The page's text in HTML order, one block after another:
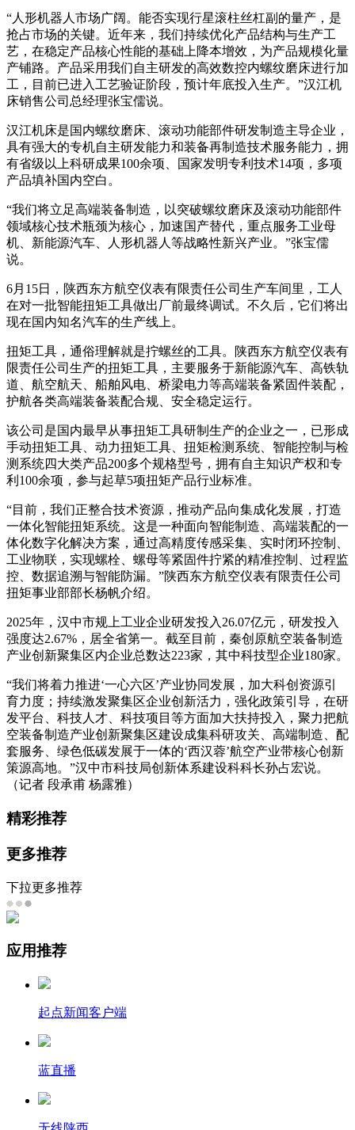
“人形机器人市场广阔。能否实现行星滚柱丝杠副的量产，是
抢占市场的关键。近年来，我们持续优化产品结构与生产工
艺，在稳定产品核心性能的基础上降本增效，为产品规模化量
产铺路。产品采用我们自主研发的高效数控内螺纹磨床进行加
工，目前已进入工艺验证阶段，预计年底投入生产。”汉江机
床销售公司总经理张宝儒说。
汉江机床是国内螺纹磨床、滚动功能部件研发制造主导企业，
具有强大的专机自主研发能力和装备再制造技术服务能力，拥
有省级以上科研成果100余项、国家发明专利技术14项，多项
产品填补国内空白。
“我们将立足高端装备制造，以突破螺纹磨床及滚动功能部件
领域核心技术瓶颈为核心，加速国产替代，重点服务工业母
机、新能源汽车、人形机器人等战略性新兴产业。”张宝儒
说。
6月15日，陕西东方航空仪表有限责任公司生产车间里，工人
在对一批智能扭矩工具做出厂前最终调试。不久后，它们将出
现在国内知名汽车的生产线上。
扭矩工具，通俗理解就是拧螺丝的工具。陕西东方航空仪表有
限责任公司生产的扭矩工具，主要服务于新能源汽车、高铁轨
道、航空航天、船舶风电、桥梁电力等高端装备紧固件装配，
护航各类高端装备装配合规、安全稳定运行。
该公司是国内最早从事扭矩工具研制生产的企业之一，已形成
手动扭矩工具、动力扭矩工具、扭矩检测系统、智能控制与检
测系统四大类产品200多个规格型号，拥有自主知识产权和专
利100余项，参与起草5项扭矩产品行业标准。
“目前，我们正整合技术资源，推动产品向集成化发展，打造
一体化智能扭矩系统。这是一种面向智能制造、高端装配的一
体化数字化解决方案，通过高精度传感采集、实时闭环控制、
工业物联，实现螺栓、螺母等紧固件拧紧的精准控制、过程监
控、数据追溯与智能防漏。”陕西东方航空仪表有限责任公司
扭矩事业部部长杨帆介绍。
2025年，汉中市规上工业企业研发投入26.07亿元，研发投入
强度达2.67%，居全省第一。截至目前，秦创原航空装备制造
产业创新聚集区内企业总数达223家，其中科技型企业180家。
“我们将着力推进‘一心六区’产业协同发展，加大科创资源引
育力度；持续激发聚集区企业创新活力，强化政策引导，在研
发平台、科技人才、科技项目等方面加大扶持投入，聚力把航
空装备制造产业创新聚集区建设成集科研攻关、高端制造、配
套服务、绿色低碳发展于一体的‘西汉蓉’航空产业带核心创新
策源高地。”汉中市科技局创新体系建设科科长孙占宏说。
（记者 段承甫 杨露雅）
精彩推荐
更多推荐
下拉更多推荐
应用推荐
起点新闻客户端
蓝直播